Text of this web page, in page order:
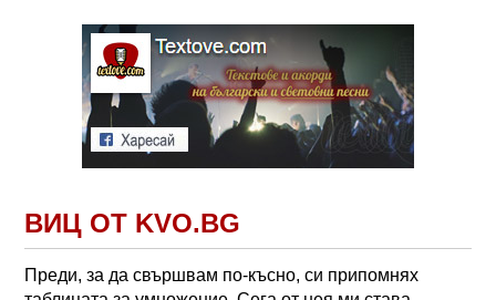
ВИЦ ОТ KVO.BG
Преди, за да свършвам по-късно, си припомнях